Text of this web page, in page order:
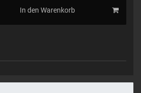
In den Warenkorb